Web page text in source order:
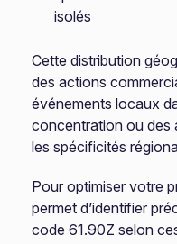
isolés
Cette distribution
des actions
événements locaux
concentration ou des
les spécificités
Pour optimiser votre
permet d’identifier
code 61.90Z selon